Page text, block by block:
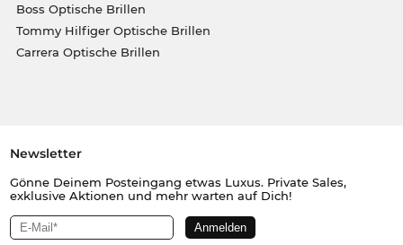
Boss Optische Brillen
Tommy Hilfiger Optische Brillen
Carrera Optische Brillen
Newsletter
Gönne Deinem Posteingang etwas Luxus. Private Sales,
exklusive Aktionen und mehr warten auf Dich!